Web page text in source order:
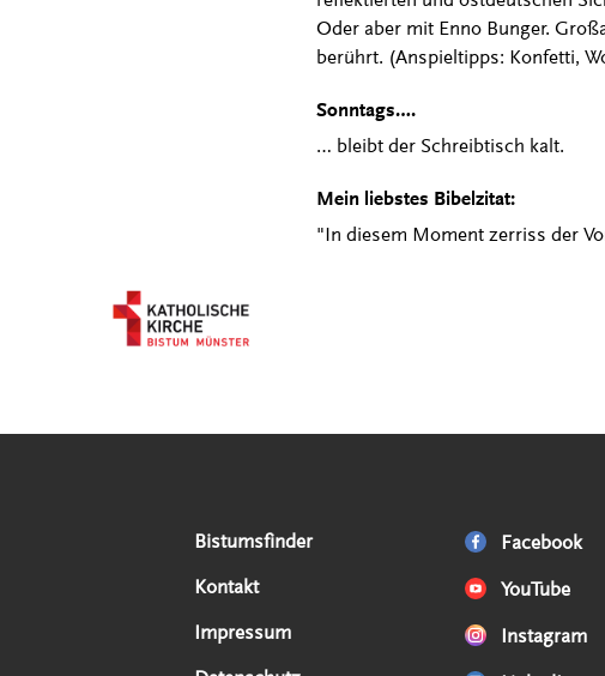
Oder aber mit Enno Bunger.
berührt. (Anspieltipps: Konfetti,
Sonntags….
… bleibt der Schreibtisch kalt.
Mein liebstes Bibelzitat:
"In diesem Moment zerriss der
Serviceangebote
Bistumsfinder
Kontakt
Impressum
Social Media Angebote Facebook
YouTube
Instagram
Externe Links